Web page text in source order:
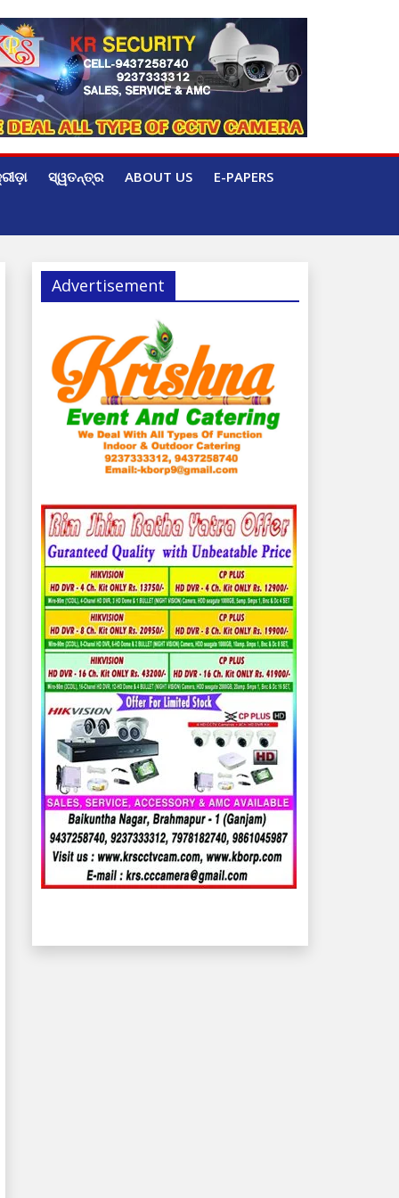
ସ୍ୱତନ୍ତ୍ର ABOUT US E-PAPERS
Advertisement